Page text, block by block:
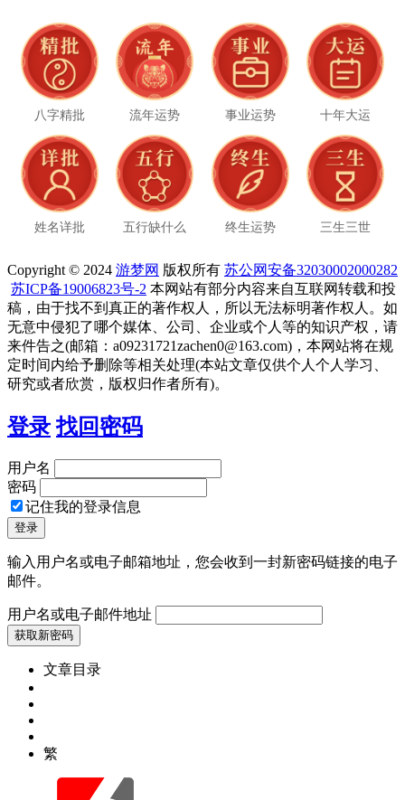
八字精批 流年运势 事业运势 十年大运
姓名详批 五行缺什么 终生运势 三生三世
Copyright © 2024 游梦网 版权所有 苏公网安备32030002000282
苏ICP备19006823号-2 本网站有部分内容来自互联网转载和投
稿，由于找不到真正的著作权人，所以无法标明著作权人。如
无意中侵犯了哪个媒体、公司、企业或个人等的知识产权，请
来件告之(邮箱：a09231721zachen0@163.com)，本网站将在规
定时间内给予删除等相关处理(本站文章仅供个人个人学习、
研究或者欣赏，版权归作者所有)。
登录 找回密码
用户名
密码
记住我的登录信息
输入用户名或电子邮箱地址，您会收到一封新密码链接的电子
邮件。
用户名或电子邮件地址
文章目录
繁